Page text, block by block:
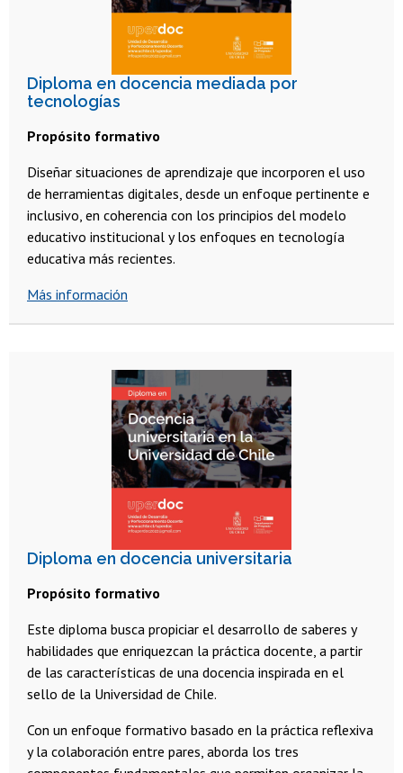
Diploma en docencia mediada por
tecnologías
Propósito formativo
Diseñar situaciones de aprendizaje que incorporen el uso
de herramientas digitales, desde un enfoque pertinente e
inclusivo, en coherencia con los principios del modelo
educativo institucional y los enfoques en tecnología
educativa más recientes.
Más información
Diploma en docencia universitaria
Propósito formativo
Este diploma busca propiciar el desarrollo de saberes y
habilidades que enriquezcan la práctica docente, a partir
de las características de una docencia inspirada en el
sello de la Universidad de Chile.
Con un enfoque formativo basado en la práctica reflexiva
y la colaboración entre pares, aborda los tres